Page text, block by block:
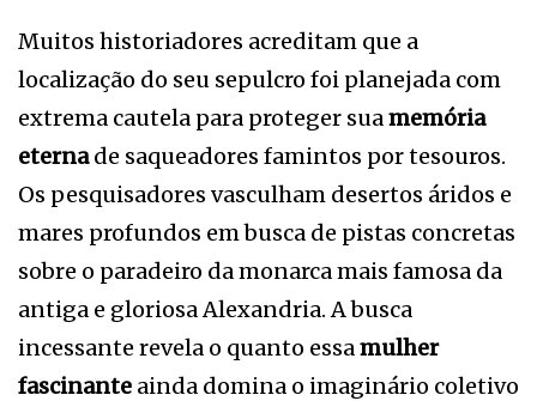
Muitos historiadores acreditam que a
localização do seu sepulcro foi planejada com
extrema cautela para proteger sua memória
eternade saqueadores famintos por tesouros.
Os pesquisadores vasculham desertos áridos e
mares profundos em busca de pistas concretas
sobre o paradeiro da monarca mais famosa da
antiga e gloriosa Alexandria. A busca
incessante revela o quanto essa mulher
fascinante ainda domina o imaginário coletivo